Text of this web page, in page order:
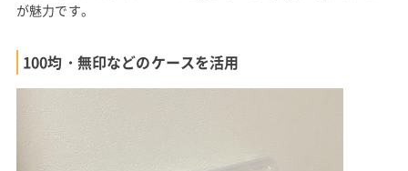
が魅力です。
100均・無印などのケースを活用